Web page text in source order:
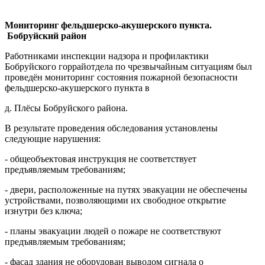
Мониторинг фельдшерско-акушерского пункта.
Бобруйский район
Работниками инспекции надзора и профилактики
Бобруйского горрайотдела по чрезвычайным ситуациям был
проведён мониторинг состояния пожарной безопасности
фельдшерско-акушерского пункта в
д. Плёсы Бобруйского района.
В результате проведения обследования установлены
следующие нарушения:
- общеобъектовая инструкция не соответствует
предъявляемым требованиям;
- двери, расположенные на путях эвакуации не обеспечены
устройствами, позволяющими их свободное открытие
изнутри без ключа;
- планы эвакуации людей о пожаре не соответствуют
предъявляемым требованиям;
- фасад здания не оборудован выводом сигнала о